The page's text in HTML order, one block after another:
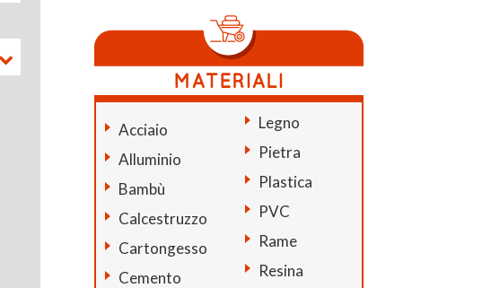
Acciaio
Alluminio
Bambù
Calcestruzzo
Cartongesso
Cemento
Legno
Pietra
Plastica
PVC
Rame
Resina